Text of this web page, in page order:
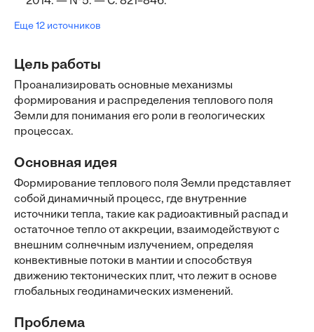
Еще 12 источников
Цель работы
Проанализировать основные механизмы
формирования и распределения теплового поля
Земли для понимания его роли в геологических
процессах.
Основная идея
Формирование теплового поля Земли представляет
собой динамичный процесс, где внутренние
источники тепла, такие как радиоактивный распад и
остаточное тепло от аккреции, взаимодействуют с
внешним солнечным излучением, определяя
конвективные потоки в мантии и способствуя
движению тектонических плит, что лежит в основе
глобальных геодинамических изменений.
Проблема